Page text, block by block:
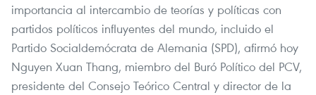
importancia al intercambio de teorías y políticas con
partidos políticos influyentes del mundo, incluido el
Partido Socialdemócrata de Alemania (SPD), afirmó hoy
Nguyen Xuan Thang, miembro del Buró Político del PCV,
presidente del Consejo Teórico Central y director de la